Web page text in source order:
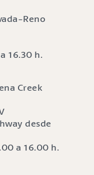
Reno
16.30 h.
Creek
desde
a 16.00 h.